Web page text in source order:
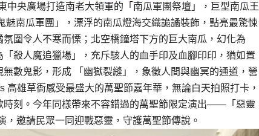
央廣場打造南老大領軍的「南瓜軍團祭壇」，巨型南瓜王
南瓜軍團」，漂浮的南瓜燈海交織詭譎裝飾，點亮最驚悚
圍令人不寒而慄；北空橋鐘塔下方的巨大南瓜，幻化為
殺人魔追獵場」，充斥駭人的血手印及血腳印印，猶如置
數鬼影，形成 「幽獄裂縫」，象徵人間與幽冥的通道，營
雄草衙感受最盛大的萬聖節嘉年華，無論白天拍照打卡，
時刻。今年同樣帶來不容錯過的萬聖節限定演出——「惡靈
邀請民眾一同迎戰惡靈，守護萬聖節傳說。